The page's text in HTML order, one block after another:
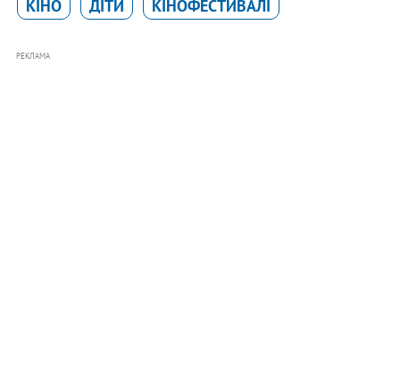
КІНО ДІТИ КІНОФЕСТИВАЛІ
РЕКЛАМА